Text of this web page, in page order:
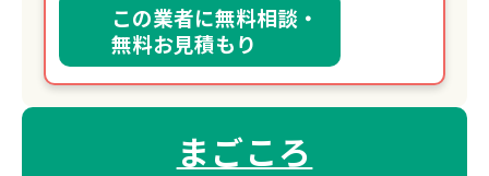
この業者に無料相談・
無料お見積もり
まごころ